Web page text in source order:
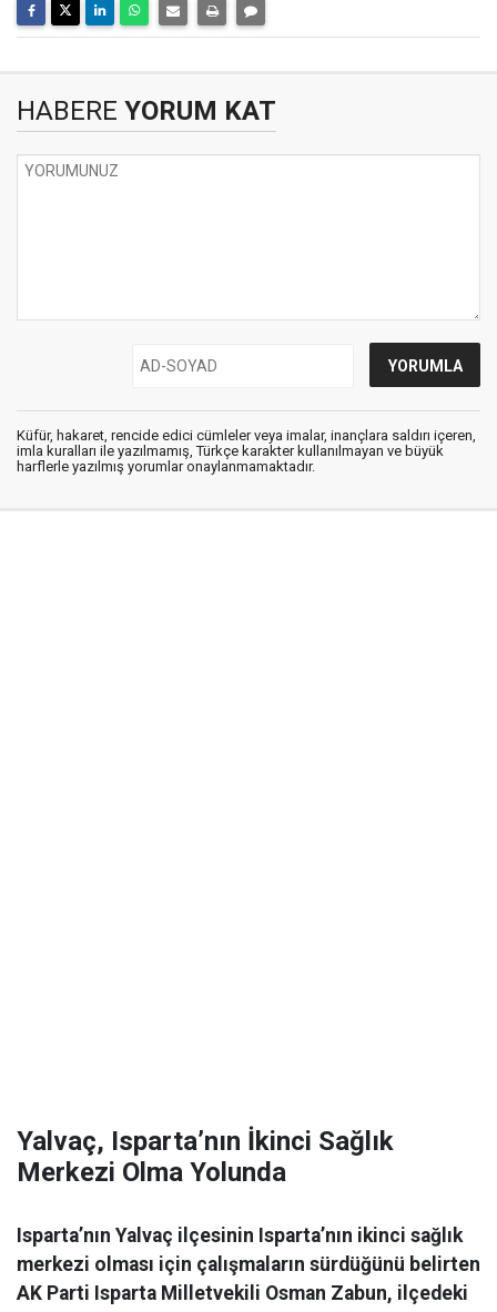
HABERE YORUM KAT
Küfür, hakaret, rencide edici cümleler veya imalar, inançlara saldırı içeren,
imla kuralları ile yazılmamış, Türkçe karakter kullanılmayan ve büyük
harflerle yazılmış yorumlar onaylanmamaktadır.
Yalvaç, Isparta’nın İkinci Sağlık
Merkezi Olma Yolunda
Isparta’nın Yalvaç ilçesinin Isparta’nın ikinci sağlık
merkezi olması için çalışmaların sürdüğünü belirten
AK Parti Isparta Milletvekili Osman Zabun, ilçedeki